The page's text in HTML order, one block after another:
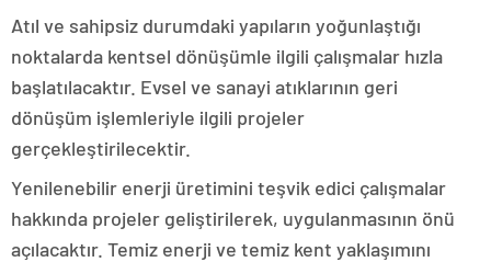
Atıl ve sahipsiz durumdaki yapıların yoğunlaştığı
noktalarda kentsel dönüşümle ilgili çalışmalar hızla
başlatılacaktır. Evsel ve sanayi atıklarının geri
dönüşüm işlemleriyle ilgili projeler
gerçekleştirilecektir.
Yenilenebilir enerji üretimini teşvik edici çalışmalar
hakkında projeler geliştirilerek, uygulanmasının önü
açılacaktır. Temiz enerji ve temiz kent yaklaşımını